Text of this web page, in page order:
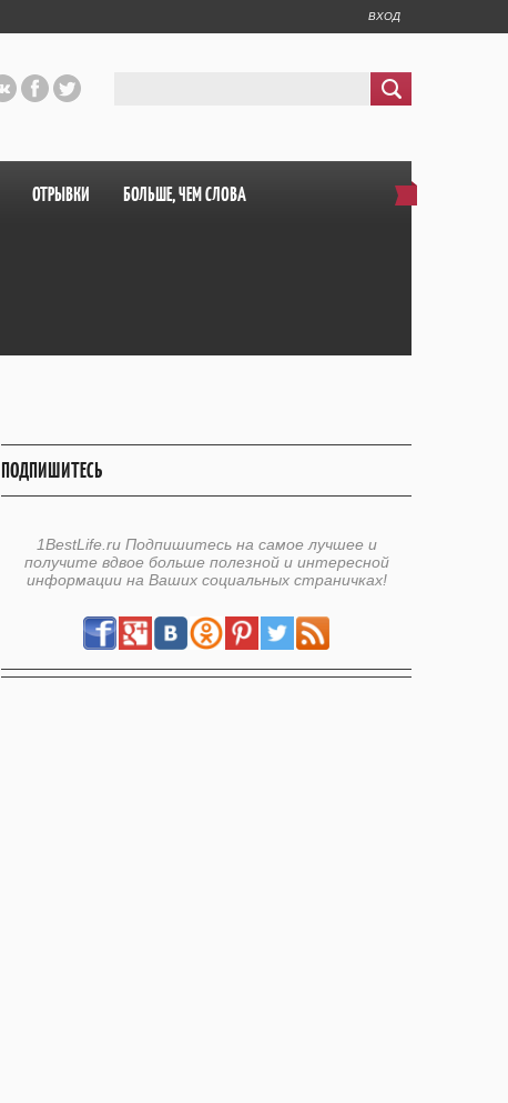
ВХОД
ОТРЫВКИ БОЛЬШЕ, ЧЕМ СЛОВА
ПОДПИШИТЕСЬ
1BestLife.ru Подпишитесь на самое лучшее и
получите вдвое больше полезной и интересной
информации на Ваших социальных страничках!